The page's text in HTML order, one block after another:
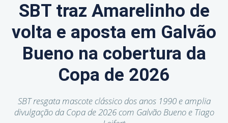
SBT traz Amarelinho de
volta e aposta em Galvão
Bueno na cobertura da
Copa de 2026
SBT resgata mascote clássico dos anos 1990 e amplia
divulgação da Copa de 2026 com Galvão Bueno e Tiago